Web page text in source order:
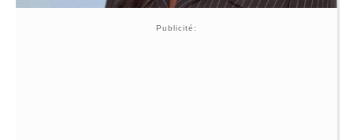
Publicité: